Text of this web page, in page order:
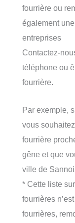
fourrière ou
également
entreprises
Contactez-
téléphone ou
fourrière.
Par exemple,
vous
fourrière
gêne et que
ville de
* Cette liste
fourrières
fourrières,